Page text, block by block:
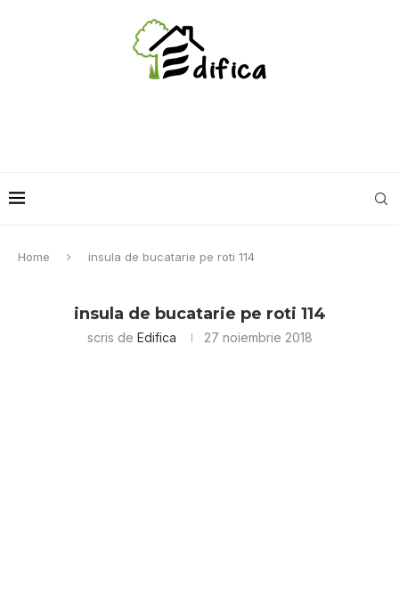
Home insula de bucatarie pe roti 114
insula de bucatarie pe roti 114
scris de Edifica 27 noiembrie 2018